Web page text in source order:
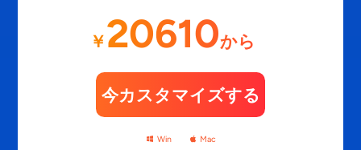
￥20610から
今カスタマイズする
Win Mac